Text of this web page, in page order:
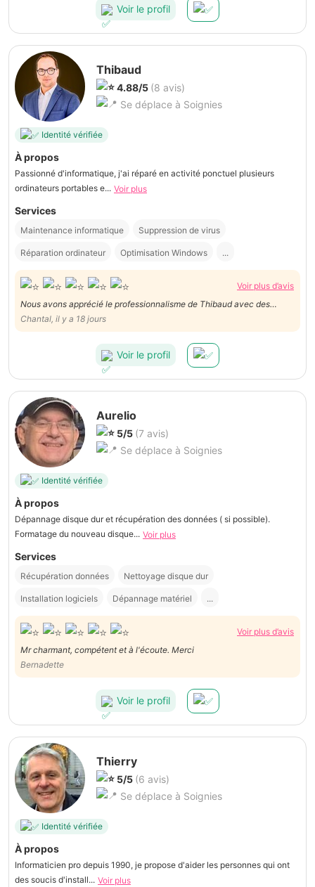
Voir le profil
Thibaud
4.88/5 (8 avis)
Se déplace à Soignies
Identité vérifiée
À propos
Passionné d'informatique, j'ai réparé en activité ponctuel plusieurs
ordinateurs portables e... Voir plus
Services
Maintenance informatique Suppression de virus
Réparation ordinateur Optimisation Windows ...
Voir plus d’avis
Nous avons apprécié le professionnalisme de Thibaud avec des
pointes d’humour … nous le recommandons.
Chantal, il y a 18 jours
Voir le profil
Aurelio
5/5 (7 avis)
Se déplace à Soignies
Identité vérifiée
À propos
Dépannage disque dur et récupération des données ( si possible).
Formatage du nouveau disque... Voir plus
Services
Récupération données Nettoyage disque dur
Installation logiciels Dépannage matériel ...
Voir plus d’avis
Mr charmant, compétent et à l'écoute. Merci
Bernadette
Voir le profil
Thierry
5/5 (6 avis)
Se déplace à Soignies
Identité vérifiée
À propos
Informaticien pro depuis 1990, je propose d'aider les personnes qui ont
des soucis d'install... Voir plus